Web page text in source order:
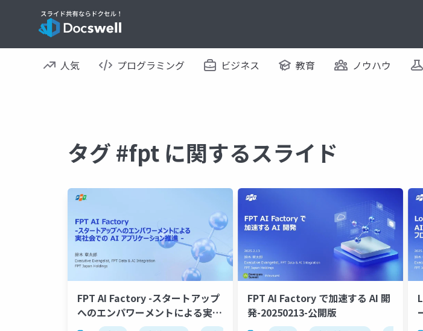
人気 プログラミング ビジネス 教育 ノウハウ
タグ #fpt に関するスライド
FPT AI Factory -スタートアップ
へのエンパワーメントによる実社
会での AI アプリケーション推進 -
FPT AI Factory で加速する AI 開
発-20250213-公開版